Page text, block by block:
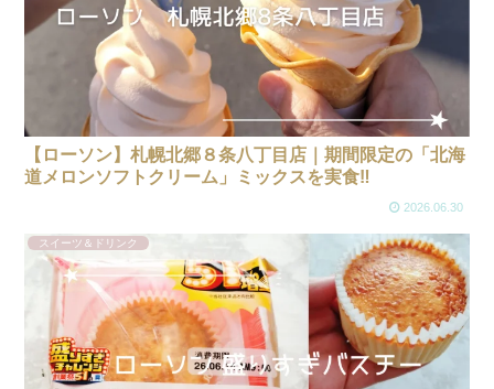
【ローソン】札幌北郷８条八丁目店｜期間限定の「北海
道メロンソフトクリーム」ミックスを実食‼
2026.06.30
スイーツ＆ドリンク